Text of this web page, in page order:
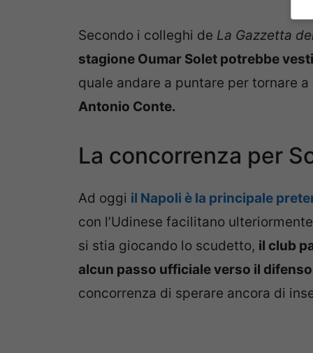
Secondo i colleghi de La Gazzetta
stagione Oumar Solet potrebbe
quale andare a puntare per tornare
Antonio Conte.
La concorrenza per
Ad oggi il Napoli è la principale
con l’Udinese facilitano
si stia giocando lo scudetto, il club
alcun passo ufficiale verso il
concorrenza di sperare ancora di